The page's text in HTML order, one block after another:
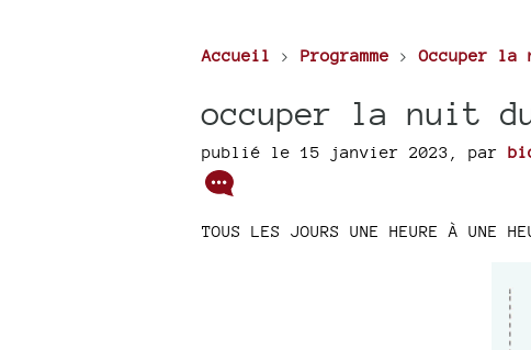
Accueil > Programme >Occuper la
occuper la nuit
publié le 15 janvier 2023 par
TOUS LES JOURS UNE HEURE À UNE